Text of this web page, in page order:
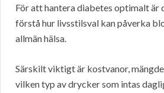
För att hantera diabetes optimalt är
förstå hur livsstilsval kan påverka
allmän hälsa.
Särskilt viktigt är kostvanor,
vilken typ av drycker som intas